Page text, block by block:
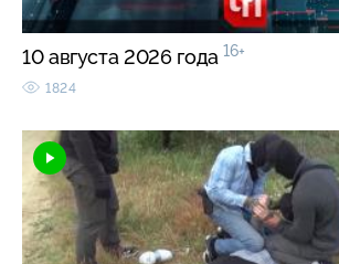
10 августа 2026 года 16+
1824